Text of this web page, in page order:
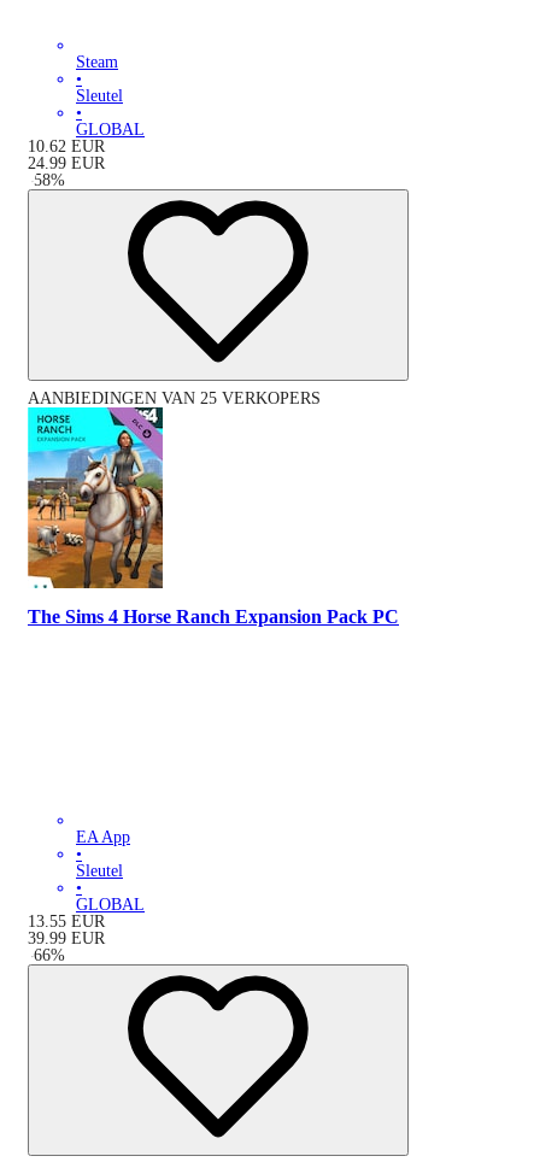
Steam
•
Sleutel
•
GLOBAL
10.62 EUR
24.99 EUR
-58%
AANBIEDINGEN VAN 25 VERKOPERS
The Sims 4 Horse Ranch Expansion Pack PC
EA App
•
Sleutel
•
GLOBAL
13.55 EUR
39.99 EUR
-66%